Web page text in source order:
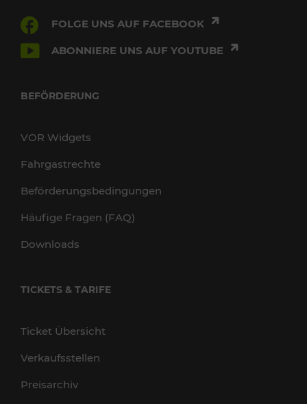
FOLGE UNS AUF FACEBOOK
ABONNIERE UNS AUF YOUTUBE
BEFÖRDERUNG
VOR Widgets
Fahrgastrechte
Beförderungsbedingungen
Häufige Fragen (FAQ)
Downloads
TICKETS & TARIFE
Ticket Übersicht
Verkaufsstellen
Preisarchiv